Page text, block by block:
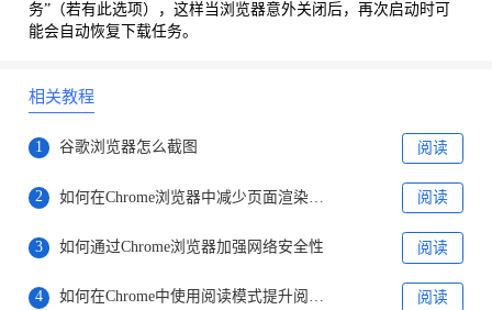
务”（若有此选项），这样当浏览器意外关闭后，再次启动时可
能会自动恢复下载任务。
相关教程
1 谷歌浏览器怎么截图 阅读
2 如何在Chrome浏览器中减少页面渲染的阻塞 阅读
3 如何通过Chrome浏览器加强网络安全性 阅读
4 如何在Chrome中使用阅读模式提升阅读体验 阅读